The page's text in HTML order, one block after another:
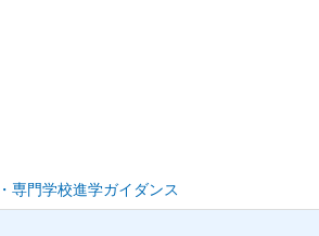
専門学校進学ガイダンス